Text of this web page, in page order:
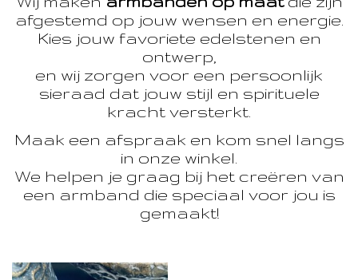
afgestemd op jouw wensen en energie.
Kies jouw favoriete edelstenen en
ontwerp,
en wij zorgen voor een persoonlijk
sieraad dat jouw stijl en spirituele
kracht versterkt.
Maak een afspraak en kom snel langs
in onze winkel.
We helpen je graag bij het creëren van
een armband die speciaal voor jou is
gemaakt!